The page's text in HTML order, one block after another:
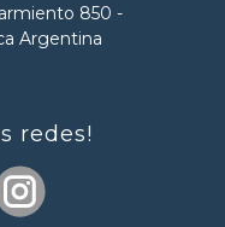
850 -
Argentina
redes!